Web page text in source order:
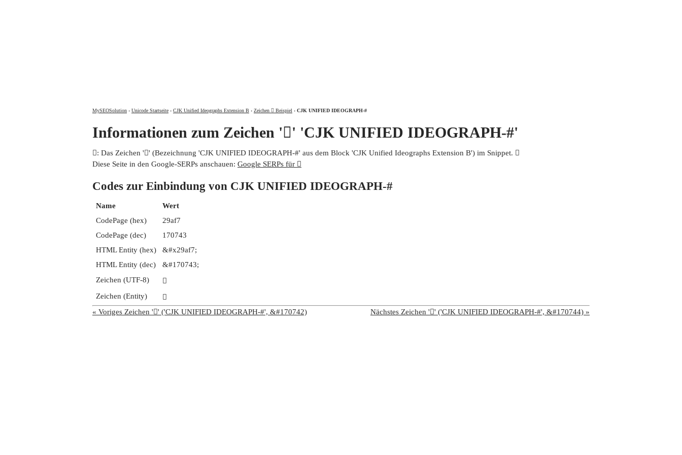
MySEOSolution › Unicode Startseite › CJK Unified Ideographs Extension B › Zeichen 𩫷 Beispiel › CJK UNIFIED IDEOGRAPH-#
Informationen zum Zeichen '𩫷' 'CJK UNIFIED IDEOGRAPH-#'
𩫷: Das Zeichen '𩫷' (Bezeichnung 'CJK UNIFIED IDEOGRAPH-#' aus dem Block 'CJK Unified Ideographs Extension B') im Snippet. 𩫷
Diese Seite in den Google-SERPs anschauen: Google SERPs für 𩫷
Codes zur Einbindung von CJK UNIFIED IDEOGRAPH-#
Name
Wert
CodePage (hex)
29af7
CodePage (dec)
170743
HTML Entity (hex)
&#x29af7;
HTML Entity (dec)
&#170743;
Zeichen (UTF-8)
𩫷
Zeichen (Entity)
𩫷
« Voriges Zeichen '𩫶' ('CJK UNIFIED IDEOGRAPH-#', &#170742)
Nächstes Zeichen '𩫸' ('CJK UNIFIED IDEOGRAPH-#', &#170744) »